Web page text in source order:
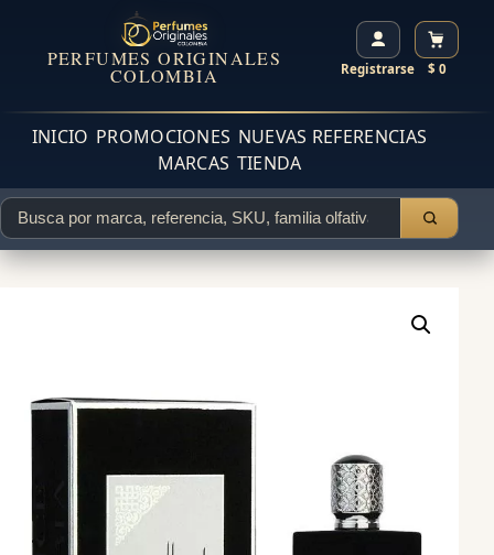
PERFUMES ORIGINALES
COLOMBIA Registrarse $ 0
INICIO PROMOCIONES NUEVAS REFERENCIAS
MARCAS TIENDA